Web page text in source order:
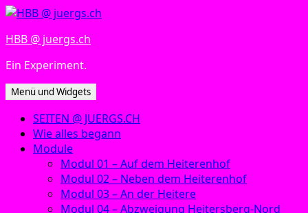
Zum
springen
HBB @ juergs.ch
Ein Experiment.
Menü und Widgets
SEITEN @ JUERGS.CH
Wie alles begann
Module
Modul 01 – Auf dem Heiterenhof
Modul 02 – Neben dem Heiterenhof
Modul 03 – An der Heitere
Modul 04 – Abzweigung Heitersberg-Nord